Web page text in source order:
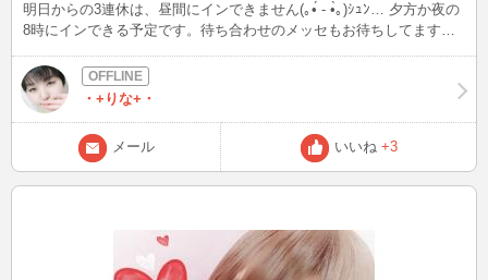
明日からの3連休は、昼間にインできません(｡•́ - •̀｡)ｼｭﾝ… 夕方か夜の
8時にインできる予定です。待ち合わせのメッセもお待ちしてます🌟
・+りな+・
メール いいね +3